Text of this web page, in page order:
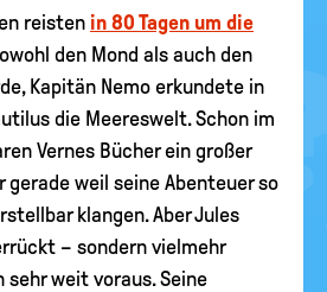
reisten in 80 Tagen um die
den Mond als auch den
Kapitän Nemo erkundete in
die Meereswelt. Schon im
Vernes Bücher ein großer
gerade weil seine Abenteuer so
klangen. Aber Jules
– sondern vielmehr
weit voraus. Seine